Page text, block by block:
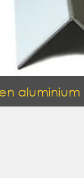
aluminium